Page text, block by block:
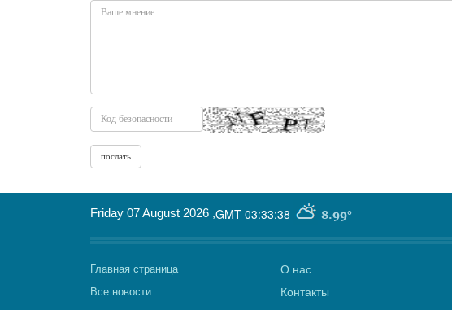
GMT-03:33:38 8.99°
Friday 07 August 2026 ,
Главная страница
Все новости
О нас
Контакты